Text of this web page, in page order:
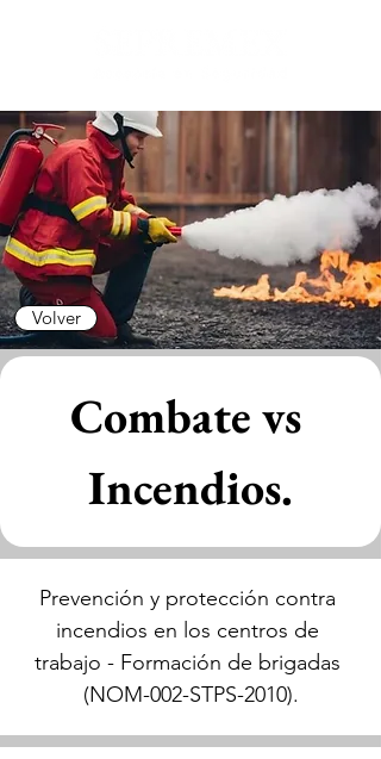
Combate vs
Incendios.
Prevención y protección contra
incendios en los centros de
trabajo - Formación de brigadas
(NOM-002-STPS-2010).
Volver